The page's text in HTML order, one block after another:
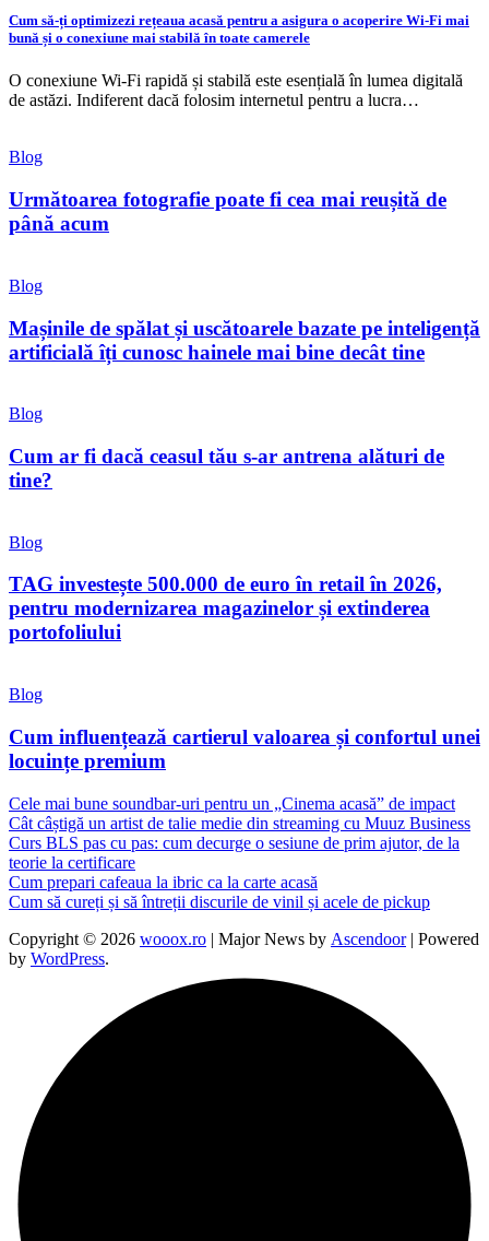
Cum să-ți optimizezi rețeaua acasă pentru a asigura o acoperire Wi-Fi mai
bună și o conexiune mai stabilă în toate camerele
O conexiune Wi-Fi rapidă și stabilă este esențială în lumea digitală
de astăzi. Indiferent dacă folosim internetul pentru a lucra…
Blog
Următoarea fotografie poate fi cea mai reușită de
până acum
Blog
Mașinile de spălat și uscătoarele bazate pe inteligență
artificială îți cunosc hainele mai bine decât tine
Blog
Cum ar fi dacă ceasul tău s-ar antrena alături de
tine?
Blog
TAG investește 500.000 de euro în retail în 2026,
pentru modernizarea magazinelor și extinderea
portofoliului
Blog
Cum influențează cartierul valoarea și confortul unei
locuințe premium
Cele mai bune soundbar-uri pentru un „Cinema acasă” de impact
Cât câștigă un artist de talie medie din streaming cu Muuz Business
Curs BLS pas cu pas: cum decurge o sesiune de prim ajutor, de la
teorie la certificare
Cum prepari cafeaua la ibric ca la carte acasă
Cum să cureți și să întreții discurile de vinil și acele de pickup
Copyright © 2026 wooox.ro | Major News by Ascendoor| Powered
by WordPress.